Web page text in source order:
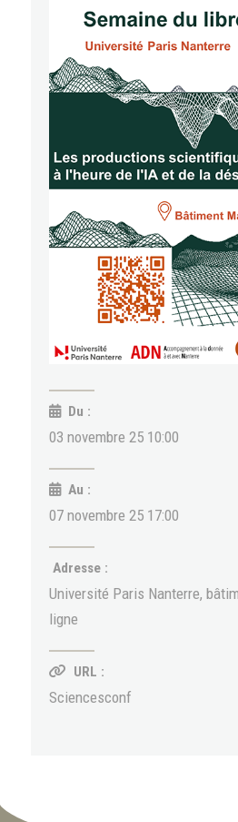
Du :
03 novembre 25 10:00
Au :
07 novembre 25 17:00
Adresse :
Université Paris Nanterre,
ligne
URL :
Sciencesconf